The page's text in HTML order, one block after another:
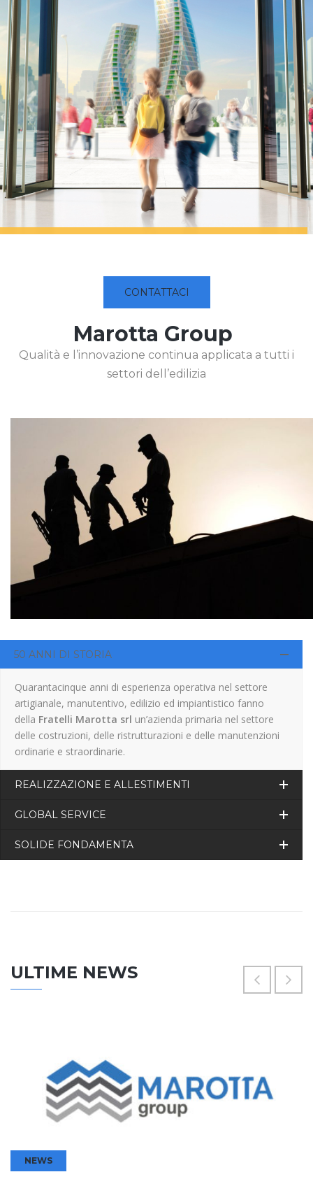
CONTATTACI
Marotta Group
Qualità e l’innovazione continua applicata a tutti i
settori dell’edilizia
50 ANNI DI STORIA
Quarantacinque anni di esperienza operativa nel settore
artigianale, manutentivo, edilizio ed impiantistico fanno
della Fratelli Marotta srl un’azienda primaria nel settore
delle costruzioni, delle ristrutturazioni e delle manutenzioni
ordinarie e straordinarie.
REALIZZAZIONE E ALLESTIMENTI
GLOBAL SERVICE
SOLIDE FONDAMENTA
ULTIME NEWS
NEWS